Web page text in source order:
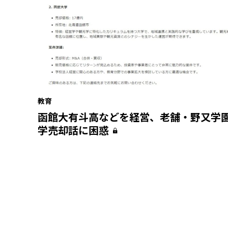
教育
函館大有斗高などを経営、老舗・野又学
学売却話に困惑